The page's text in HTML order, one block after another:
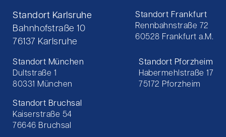
Standort Karlsruhe
Bahnhofstraße 10
76137 Karlsruhe
Standort Frankfurt
Rennbahnstraße 72
60528 Frankfurt a.M.
Standort München
Dultstraße 1
80331 München
Standort Pforzheim
Habermehlstraße 17
75172 Pforzheim
Standort Bruchsal
Kaiserstraße 54
76646 Bruchsal